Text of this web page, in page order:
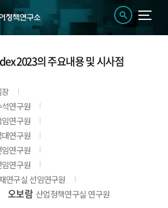
2023의 주요내용 및 시사점
연구원
연구원
연구원
연구원
연구원
연구실 선임연구원
오보람 산업정책연구실 연구원